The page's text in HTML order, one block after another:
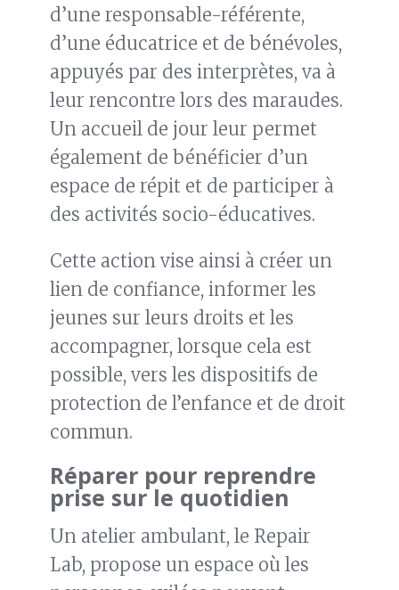
d’une responsable-référente,
d’une éducatrice et de bénévoles,
appuyés par des interprètes, va à
leur rencontre lors des maraudes.
Un accueil de jour leur permet
également de bénéficier d’un
espace de répit et de participer à
des activités socio-éducatives.
Cette action vise ainsi à créer un
lien de confiance, informer les
jeunes sur leurs droits et les
accompagner, lorsque cela est
possible, vers les dispositifs de
protection de l’enfance et de droit
commun.
Réparer pour reprendre
prise sur le quotidien
Un atelier ambulant, le Repair
Lab, propose un espace où les